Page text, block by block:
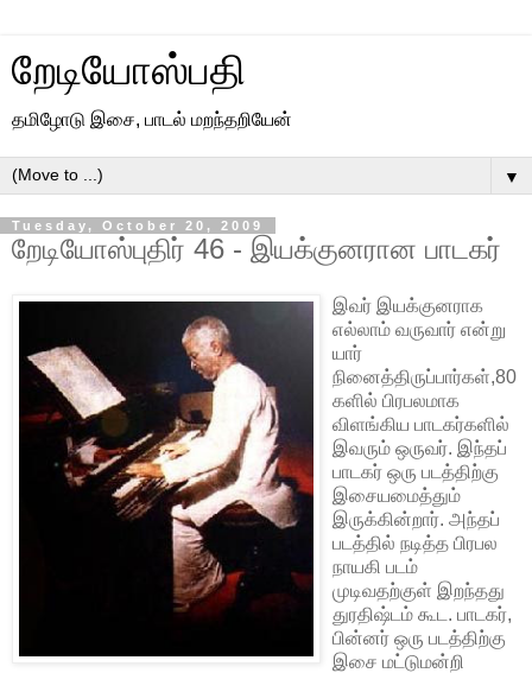
றேடியோஸ்பதி
தமிழோடு இசை, பாடல் மறந்தறியேன்
▼
Tuesday, October 20, 2009
றேடியோஸ்புதிர் 46 - இயக்குனரான பாடகர்
இவர் இயக்குனராக
எல்லாம் வருவார் என்று
யார்
நினைத்திருப்பார்கள்,80
களில் பிரபலமாக
விளங்கிய பாடகர்களில்
இவரும் ஒருவர். இந்தப்
பாடகர் ஒரு படத்திற்கு
இசையமைத்தும்
இருக்கின்றார். அந்தப்
படத்தில் நடித்த பிரபல
நாயகி படம்
முடிவதற்குள் இறந்தது
துரதிஷ்டம் கூட. பாடகர்,
பின்னர் ஒரு படத்திற்கு
இசை மட்டுமன்றி